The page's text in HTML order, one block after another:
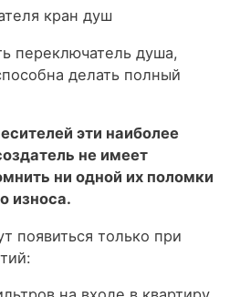
переключатель душа,
делать полный
эти наиболее
не имеет
ни одной их поломки
износа.
появиться только при